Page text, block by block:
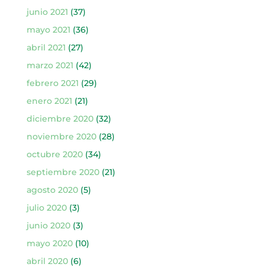
junio 2021 (37)
mayo 2021 (36)
abril 2021 (27)
marzo 2021 (42)
febrero 2021 (29)
enero 2021 (21)
diciembre 2020(32)
noviembre 2020(28)
octubre 2020(34)
septiembre 2020(21)
agosto 2020(5)
julio 2020(3)
junio 2020(3)
mayo 2020(10)
abril 2020(6)